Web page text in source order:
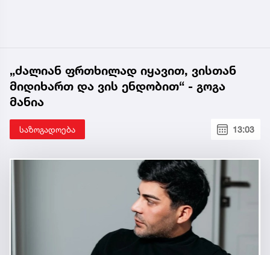
„ძალიან ფრთხილად იყავით, ვისთან
მიდიხართ და ვის ენდობით“ - გოგა
მანია
საზოგადოება 13:03